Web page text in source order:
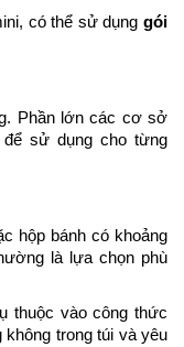
có thể sử dụng gói
Phần lớn các cơ sở
sử dụng cho từng
hộp bánh có khoảng
là lựa chọn phù
thuộc vào công thức
trong túi và yêu